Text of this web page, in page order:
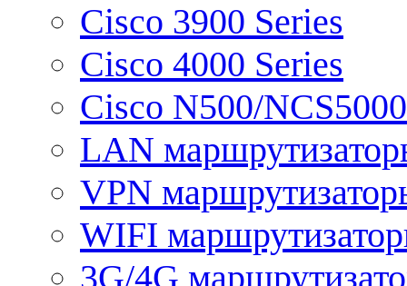
Cisco 3900 Series
Cisco 4000 Series
Cisco N500/
LAN
VPN
WIFI
3G/4G